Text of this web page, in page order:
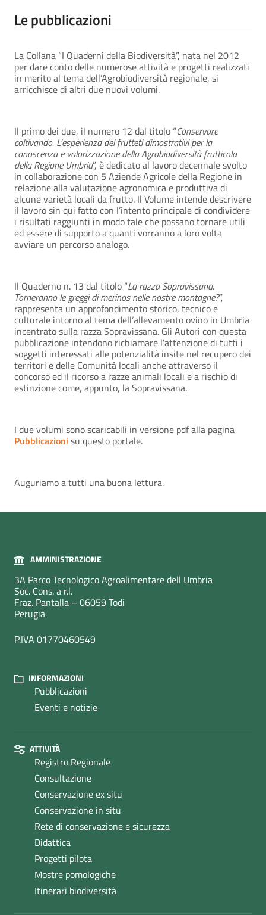
Le pubblicazioni
La Collana “I Quaderni della Biodiversità”, nata nel 2012
per dare conto delle numerose attività e progetti realizzati
in merito al tema dell’Agrobiodiversità regionale, si
arricchisce di altri due nuovi volumi.
Il primo dei due, il numero 12 dal titolo “Conservare
coltivando. L’esperienza dei frutteti dimostrativi per la
conoscenza e valorizzazione della Agrobiodiversità frutticola
della Regione Umbria”, è dedicato al lavoro decennale svolto
in collaborazione con 5 Aziende Agricole della Regione in
relazione alla valutazione agronomica e produttiva di
alcune varietà locali da frutto. Il Volume intende descrivere
il lavoro sin qui fatto con l’intento principale di condividere
i risultati raggiunti in modo tale che possano tornare utili
ed essere di supporto a quanti vorranno a loro volta
avviare un percorso analogo.
Il Quaderno n. 13 dal titolo “La razza Sopravissana.
Torneranno le greggi di merinos nelle nostre montagne?”,
rappresenta un approfondimento storico, tecnico e
culturale intorno al tema dell’allevamento ovino in Umbria
incentrato sulla razza Sopravissana. Gli Autori con questa
pubblicazione intendono richiamare l’attenzione di tutti i
soggetti interessati alle potenzialità insite nel recupero dei
territori e delle Comunità locali anche attraverso il
concorso ed il ricorso a razze animali locali e a rischio di
estinzione come, appunto, la Sopravissana.
I due volumi sono scaricabili in versione pdf alla pagina
Pubblicazioni su questo portale.
Auguriamo a tutti una buona lettura.
AMMINISTRAZIONE
3A Parco Tecnologico Agroalimentare dell Umbria
Soc. Cons. a r.l.
Fraz. Pantalla – 06059 Todi
Perugia
P.IVA 01770460549
INFORMAZIONI
Pubblicazioni
Eventi e notizie
ATTIVITÀ
Registro Regionale
Consultazione
Conservazione ex situ
Conservazione in situ
Rete di conservazione e sicurezza
Didattica
Progetti pilota
Mostre pomologiche
Itinerari biodiversità